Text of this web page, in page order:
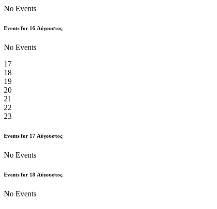
No Events
Events for 16 Αύγουστος
No Events
17
18
19
20
21
22
23
Events for 17 Αύγουστος
No Events
Events for 18 Αύγουστος
No Events